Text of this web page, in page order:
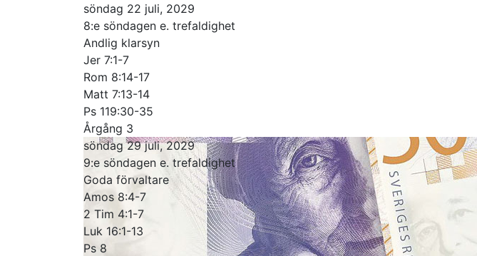
söndag 22 juli, 2029
8:e söndagen e. trefaldighet
Andlig klarsyn
Jer 7:1-7
Rom 8:14-17
Matt 7:13-14
Ps 119:30-35
Årgång 3
söndag 29 juli, 2029
9:e söndagen e. trefaldighet
Goda förvaltare
Amos 8:4-7
2 Tim 4:1-7
Luk 16:1-13
Ps 8